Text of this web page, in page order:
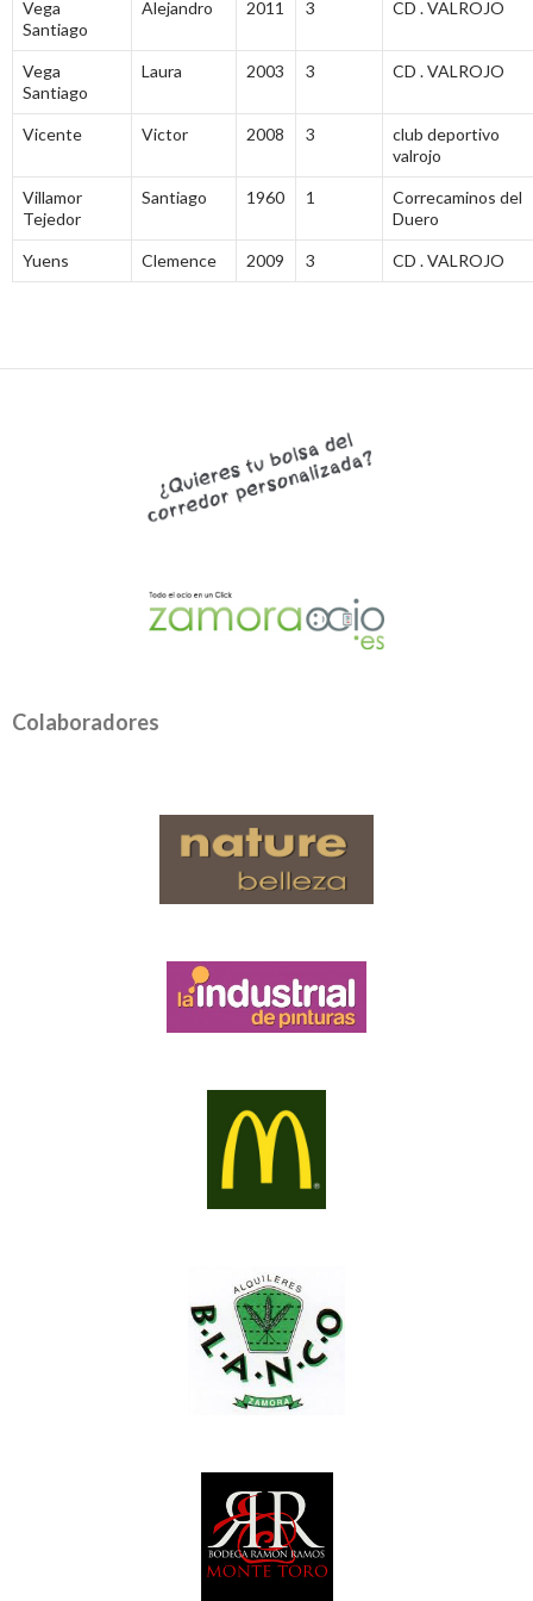
Vega
Santiago
Alejandro 2011 3 CD . VALROJO
Vega
Santiago
Laura 2003 3 CD . VALROJO
Vicente Victor 2008 3
club deportivo
valrojo
Villamor
Tejedor
Santiago 1960 1
Correcaminos del
Duero
Yuens Clemence 2009 3 CD . VALROJO
Colaboradores